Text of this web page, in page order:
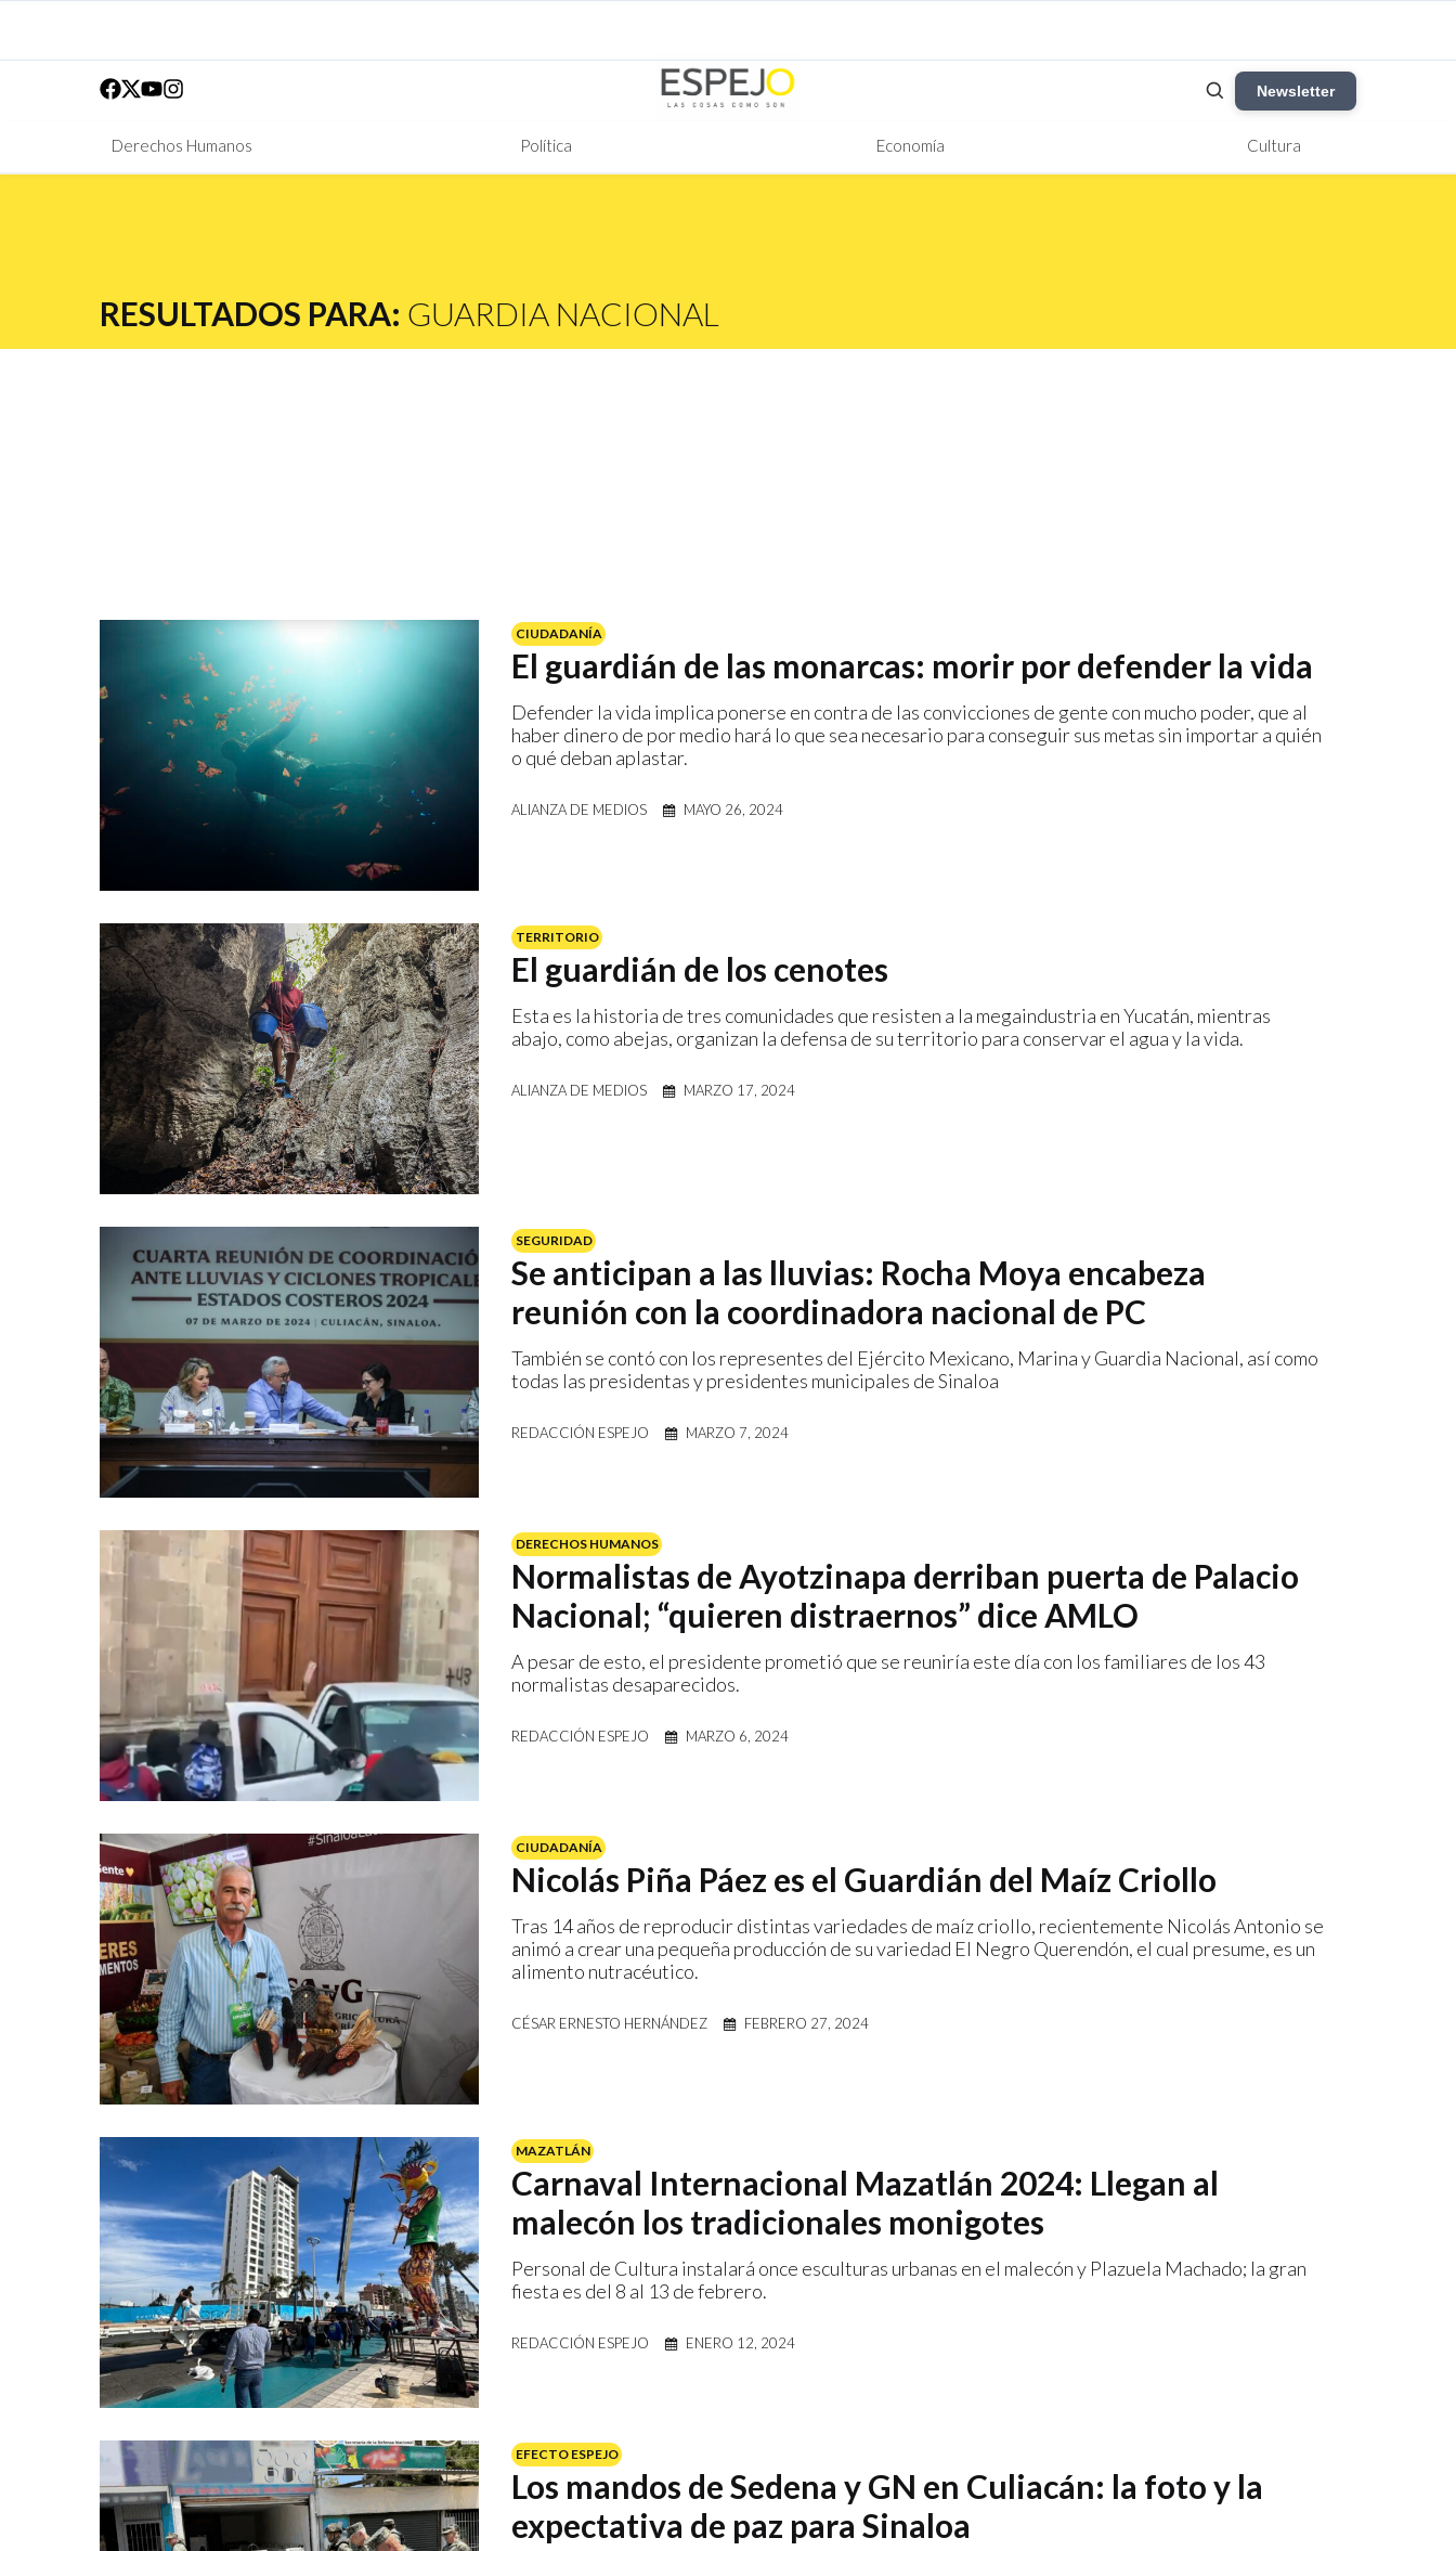
Newsletter
Derechos Humanos Política Economía Cultura
RESULTADOS PARA: GUARDIA NACIONAL
CIUDADANÍA
El guardián de las monarcas: morir por defender la vida
Defender la vida implica ponerse en contra de las convicciones de gente con mucho poder, que al
haber dinero de por medio hará lo que sea necesario para conseguir sus metas sin importar a quién
o qué deban aplastar.
ALIANZA DE MEDIOS MAYO 26, 2024
TERRITORIO
El guardián de los cenotes
Esta es la historia de tres comunidades que resisten a la megaindustria en Yucatán, mientras
abajo, como abejas, organizan la defensa de su territorio para conservar el agua y la vida.
ALIANZA DE MEDIOS MARZO 17, 2024
SEGURIDAD
Se anticipan a las lluvias: Rocha Moya encabeza
reunión con la coordinadora nacional de PC
También se contó con los representes del Ejército Mexicano, Marina y Guardia Nacional, así como
todas las presidentas y presidentes municipales de Sinaloa
REDACCIÓN ESPEJO MARZO 7, 2024
DERECHOS HUMANOS
Normalistas de Ayotzinapa derriban puerta de Palacio
Nacional; “quieren distraernos” dice AMLO
A pesar de esto, el presidente prometió que se reuniría este día con los familiares de los 43
normalistas desaparecidos.
REDACCIÓN ESPEJO MARZO 6, 2024
CIUDADANÍA
Nicolás Piña Páez es el Guardián del Maíz Criollo
Tras 14 años de reproducir distintas variedades de maíz criollo, recientemente Nicolás Antonio se
animó a crear una pequeña producción de su variedad El Negro Querendón, el cual presume, es un
alimento nutracéutico.
CÉSAR ERNESTO HERNÁNDEZ FEBRERO 27, 2024
MAZATLÁN
Carnaval Internacional Mazatlán 2024: Llegan al
malecón los tradicionales monigotes
Personal de Cultura instalará once esculturas urbanas en el malecón y Plazuela Machado; la gran
fiesta es del 8 al 13 de febrero.
REDACCIÓN ESPEJO ENERO 12, 2024
EFECTO ESPEJO
Los mandos de Sedena y GN en Culiacán: la foto y la
expectativa de paz para Sinaloa